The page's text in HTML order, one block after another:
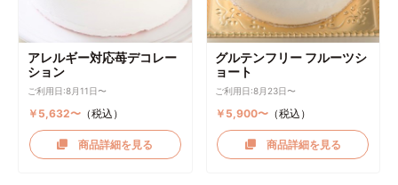
アレルギー対応苺デコレー
ション
ご利用日:8月11日〜
￥5,632〜（税込）
商品詳細を見る
グルテンフリー フルーツシ
ョート
ご利用日:8月23日〜
￥5,900〜 （税込）
商品詳細を見る